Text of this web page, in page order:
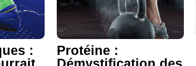
:
Protéine :